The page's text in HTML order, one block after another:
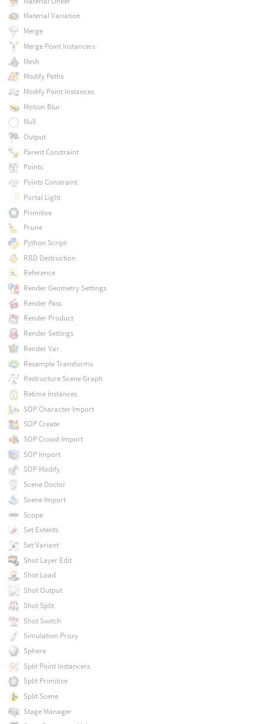
Material Variation
Merge
Merge Point Instancers
Mesh
Modify Paths
Modify Point Instances
Motion Blur
Null
Output
Parent Constraint
Points
Points Constraint
Portal Light
Primitive
Prune
Python Script
RBD Destruction
Reference
Render Geometry Settings
Render Pass
Render Product
Render Settings
Render Var
Resample Transforms
Restructure Scene Graph
Retime Instances
SOP Character Import
SOP Create
SOP Crowd Import
SOP Import
SOP Modify
Scene Doctor
Scene Import
Scope
Set Extents
Set Variant
Shot Layer Edit
Shot Load
Shot Output
Shot Split
Shot Switch
Simulation Proxy
Sphere
Split Point Instancers
Split Primitive
Split Scene
Stage Manager